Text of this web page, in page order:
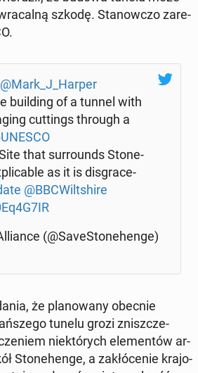
szkodę. Sta­now­czo za­re­
@Mark_J_Harper
bu­il­ding of a tunnel with
cut­tings through a
that sur­ro­unds Sto­ne­
as it is dis­gra­ce­
@BBCWilt­shi­re
(@Sa­ve­Sto­ne­hen­ge)
że pla­no­wa­ny obecnie
tunelu grozi znisz­cze­
nie­któ­rych ele­men­tów ar­
Sto­ne­hen­ge, a za­kłó­ce­nie kra­jo­